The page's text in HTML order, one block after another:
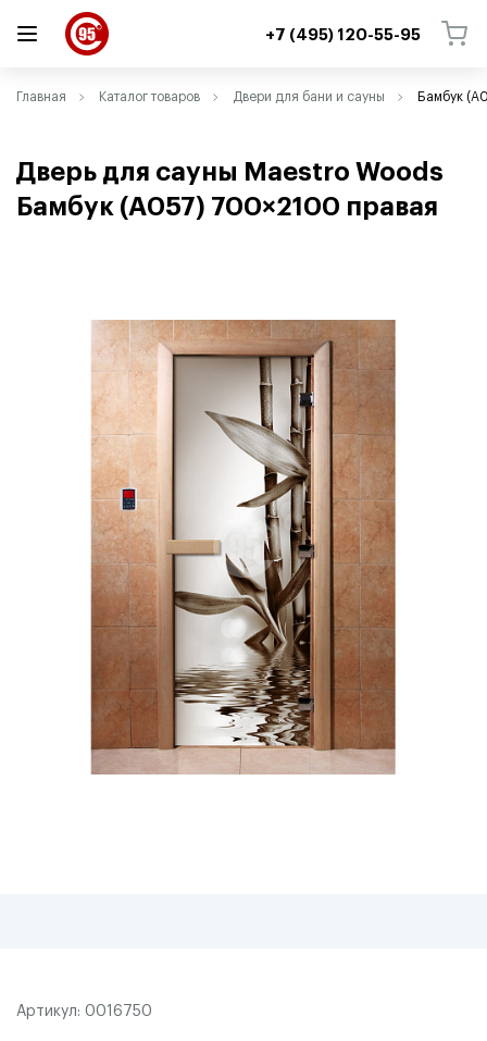
+7 (495) 120-55-95
Главная Каталог товаров Двери для бани и сауны Бамбук
Дверь для сауны Maestro Woods
Бамбук (A057) 700×2100 правая
Артикул: 0016750
ВЕРНУТЬСЯ
ВЕРНУТЬСЯ